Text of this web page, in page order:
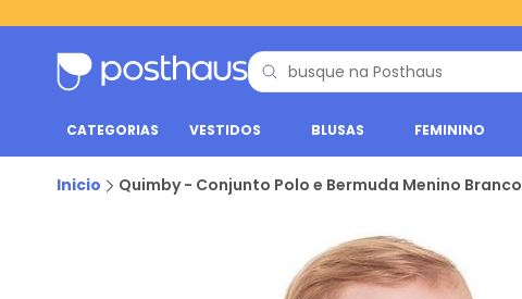
CATEGORIAS VESTIDOS BLUSAS FEMININO
Inicio Quimby - Conjunto Polo e Bermuda Menino Branco